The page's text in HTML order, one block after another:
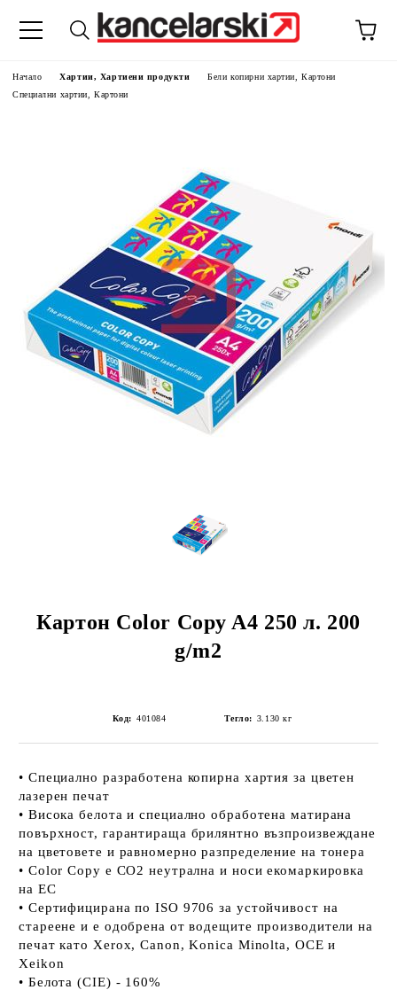
Начало Хартии, Хартиени продукти
Бели копирни хартии, Картони
Специални хартии, Картони
Картон Color Copy A4 250 л. 200
g/m2
Код: 401084 Тегло: 3.130 кг
• Специално разработена копирна хартия за цветен
лазерен печат
• Висока белота и специално обработена матирана
повърхност, гарантираща брилянтно възпроизвеждане
на цветовете и равномерно разпределение на тонера
• Color Copy е CO2 неутрална и носи екомаркировка
на ЕС
• Сертифицирана по ISO 9706 за устойчивост на
стареене и е одобрена от водещите производители на
печат като Xerox, Canon, Konica Minolta, OCE и
Xeikon
• Белота (CIE) - 160%